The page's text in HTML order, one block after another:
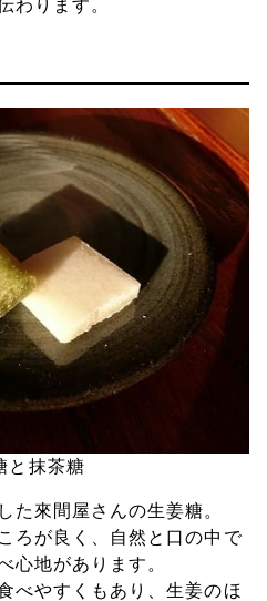
わります。
と抹茶糖
た來間屋さんの生姜糖。
ろが良く、自然と口の中で
心地があります。
べやすくもあり、生姜のほ